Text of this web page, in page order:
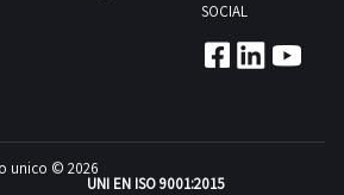
SOCIAL
unico © 2026
UNI EN ISO 9001:2015